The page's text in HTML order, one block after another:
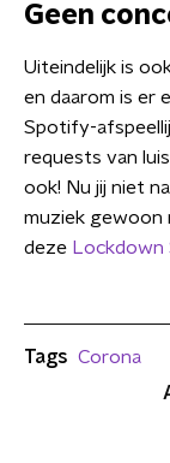
Geen
Uiteindelijk is
en daarom is er
Spotify-
requests van
ook! Nu jij niet
muziek gewoon
deze Lockdown
Tags Corona